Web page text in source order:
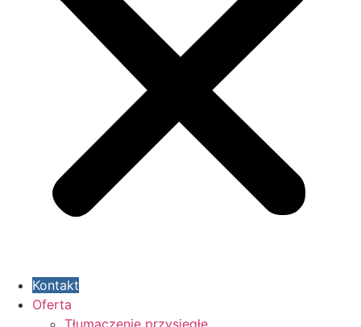
Kontakt
Oferta
Tłumaczenie przysięgłe